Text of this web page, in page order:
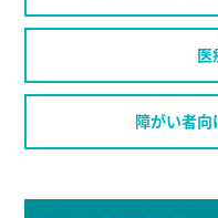
医
障がい者向